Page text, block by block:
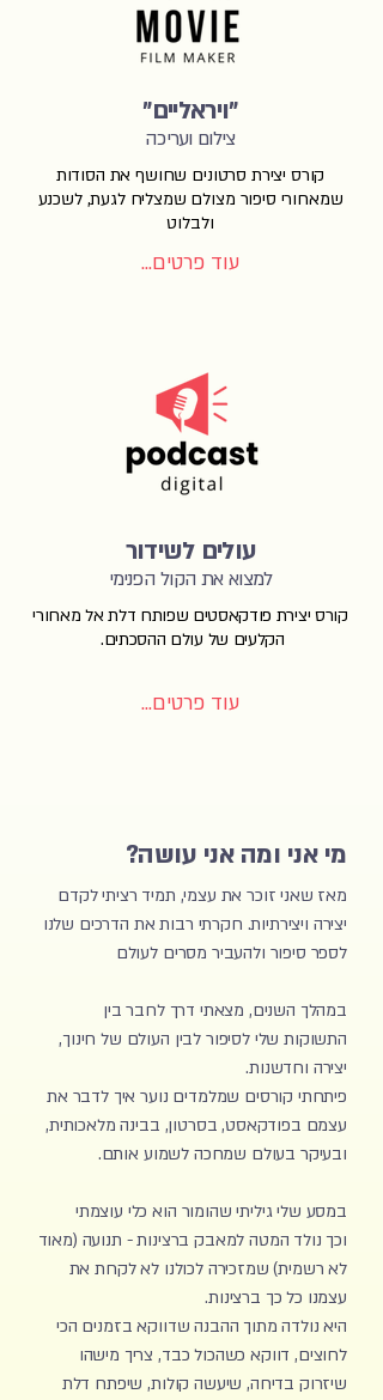
"ויראליים"
צילום ועריכה
קורס יצירת סרטונים שחושף את הסודות
שמאחורי סיפור מצולם שמצליח לגעת, לשכנע
ולבלוט
עוד פרטים...
עולים לשידור
למצוא את הקול הפנימי
קורס יצירת פודקאסטים שפותח דלת אל מאחורי
הקלעים של עולם ההסכתים.
עוד פרטים...
מי אני ומה אני עושה?
מאז שאני זוכר את עצמי, תמיד רציתי לקדם
יצירה ויצירתיות. חקרתי רבות את הדרכים שלנו
לספר סיפור ולהעביר מסרים לעולם
במהלך השנים, מצאתי דרך לחבר בין
התשוקות שלי לסיפור לבין העולם של חינוך,
יצירה וחדשנות.
פיתחתי קורסים שמלמדים נוער איך לדבר את
עצמם בפודקאסט, בסרטון, בבינה מלאכותית,
ובעיקר בעולם שמחכה לשמוע אותם.
במסע שלי גיליתי שהומור הוא כלי עוצמתי
וכך נולד המטה למאבק ברצינות - תנועה (מאוד
לא רשמית) שמזכירה לכולנו לא לקחת את
עצמנו כל כך ברצינות.
היא נולדה מתוך ההבנה שדווקא בזמנים הכי
לחוצים, דווקא כשהכול כבד, צריך מישהו
שיזרוק בדיחה, שיעשה קולות, שיפתח דלת